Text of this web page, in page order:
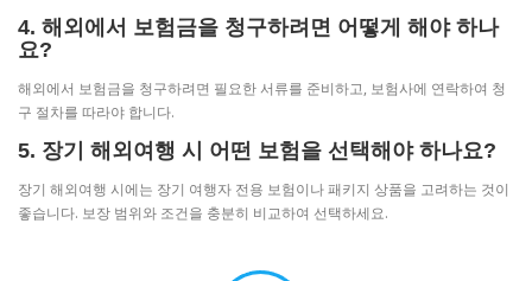
4. 해외에서 보험금을 청구하려면 어떻게 해야 하나
요?
해외에서 보험금을 청구하려면 필요한 서류를 준비하고, 보험사에 연락하여 청
구 절차를 따라야 합니다.
5. 장기 해외여행 시 어떤 보험을 선택해야 하나요?
장기 해외여행 시에는 장기 여행자 전용 보험이나 패키지 상품을 고려하는 것이
좋습니다. 보장 범위와 조건을 충분히 비교하여 선택하세요.